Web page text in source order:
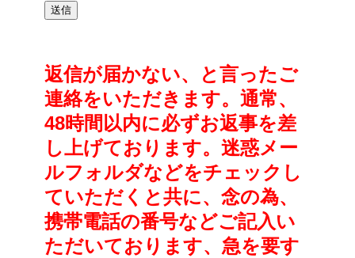
返信が届かない、と言ったご
連絡をいただきます。通常、
48時間以内に必ずお返事を差
し上げております。迷惑メー
ルフォルダなどをチェックし
ていただくと共に、念の為、
携帯電話の番号などご記入い
ただいております、急を要す